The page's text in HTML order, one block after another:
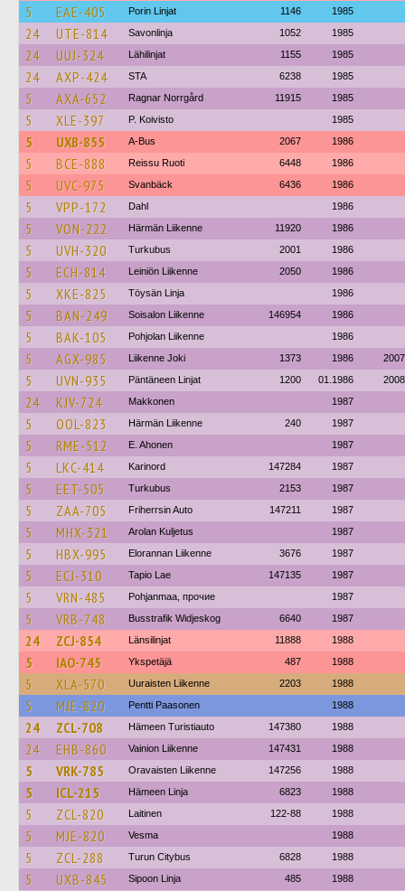
5 EAE-405 Porin Linjat 1146 1985
24 UTE-814 Savonlinja 1052 1985
24 UUJ-324 Lähilinjat 1155 1985
24 AXP-424 STA 6238 1985
5 AXA-652 Ragnar Norrgård 11915 1985
5 XLE-397 P. Koivisto 1985
5 UXB-855 A-Bus 2067 1986
5 BCE-888 Reissu Ruoti 6448 1986
5 UVC-975 Svanbäck 6436 1986
5 VPP-172 Dahl 1986
5 VON-222 Härmän Liikenne 11920 1986
5 UVH-320 Turkubus 2001 1986
5 ECH-814 Leiniön Liikenne 2050 1986
5 XKE-825 Töysän Linja 1986
5 BAN-249 Soisalon Liikenne 146954 1986
5 BAK-105 Pohjolan Liikenne 1986
5 AGX-985 Liikenne Joki 1373 1986 2007
5 UVN-935 Päntäneen Linjat 1200 01.1986 2008
24 KJV-724 Makkonen 1987
5 OOL-823 Härmän Liikenne 240 1987
5 RME-512 E. Ahonen 1987
5 LKC-414 Karinord 147284 1987
5 EET-505 Turkubus 2153 1987
5 ZAA-705 Friherrsin Auto 147211 1987
5 MHX-321 Arolan Kuljetus 1987
5 HBX-995 Elorannan Liikenne 3676 1987
5 ECJ-310 Tapio Lae 147135 1987
5 VRN-485 Pohjanmaa, прочие 1987
5 VRB-748 Busstrafik Widjeskog 6640 1987
24 ZCJ-854 Länsilinjat 11888 1988
5 IAO-745 Ykspetäjä 487 1988
5 XLA-570 Uuraisten Liikenne 2203 1988
5 MJE-820 Pentti Paasonen 1988
24 ZCL-708 Hämeen Turistiauto 147380 1988
24 EHB-860 Vainion Liikenne 147431 1988
5 VRK-785 Oravaisten Liikenne 147256 1988
5 ICL-215 Hämeen Linja 6823 1988
5 ZCL-820 Laitinen 122-88 1988
5 MJE-820 Vesma 1988
5 ZCL-288 Turun Citybus 6828 1988
5 UXB-845 Sipoon Linja 485 1988